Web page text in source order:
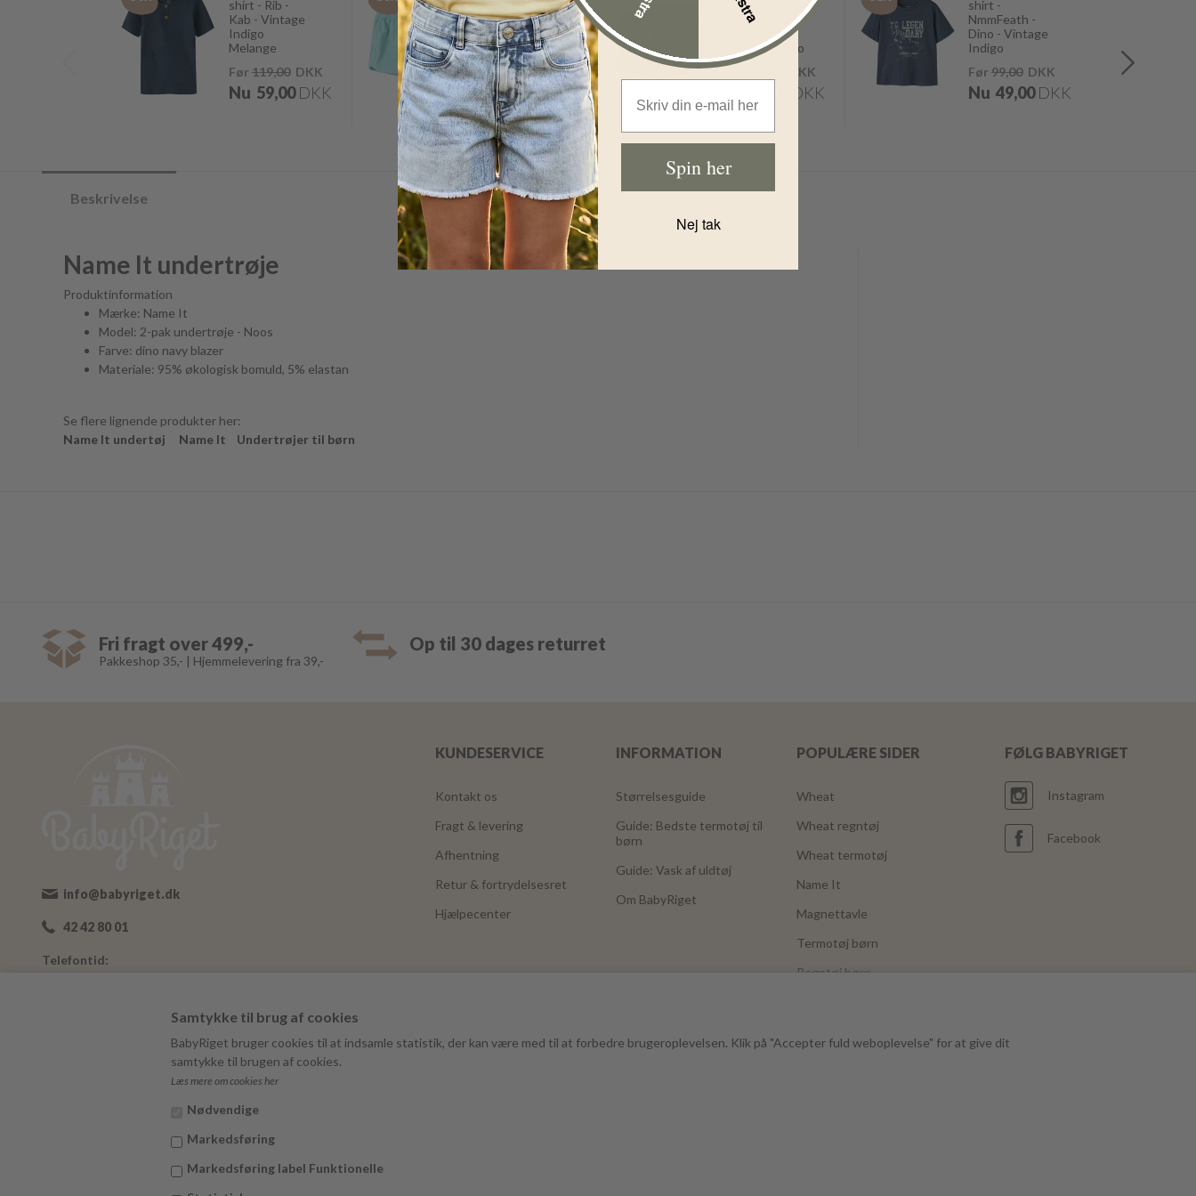
Samtykke til brug af cookies
BabyRiget bruger cookies til at indsamle statistik, der kan være med til at forbedre brugeroplevelsen. Klik på "Accepter fuld weboplevelse" for at give dit
samtykke til brugen af cookies.
Læs mere om cookies her
Nødvendige
Markedsføring
Markedsføring label Funktionelle
shirt - Rib -
Kab - Vintage
Indigo
Melange
Før 119,00DKK
Nu 59,00 DKK
Name It
Badebukser -
NmmZakron -
Limpet Shell
Før119,00DKK
Nu59,00DKK
Name It
Badebukser -
NmmZakron -
Vintage Indigo
Før
DKK
DKK
shirt -
NmmFeath -
Dino - Vintage
Indigo
Før 99,00DKK
Nu 49,00 DKK
Beskrivelse
Name It undertrøje
Produktinformation
Mærke: Name It
Model: 2-pak undertrøje - Noos
Farve: dino navy blazer
Materiale: 95% økologisk bomuld, 5% elastan
Se flere lignende produkter her:
Name It undertøj
Name It Undertrøjer til børn
Fri fragt over 499,-
Pakkeshop 35,- | Hjemmelevering fra 39,-
Op til 30 dages returret
info@babyriget.dk
42 42 80 01
Telefontid:
KUNDESERVICE
Kontakt os
Fragt & levering
Afhentning
Retur & fortrydelsesret
Hjælpecenter
INFORMATION
Størrelsesguide
Guide: Bedste termotøj til
børn
Guide: Vask af uldtøj
Om BabyRiget
POPULÆRE SIDER
Wheat
Wheat regntøj
Wheat termotøj
Name It
Magnettavle
Termotøj børn
Regntøj børn
FØLG BABYRIGET
Instagram
Facebook
Spin her
Nej tak